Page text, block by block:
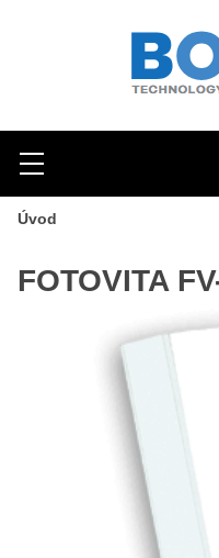
Hľadať
Menu
Úvod
FOTOVITA